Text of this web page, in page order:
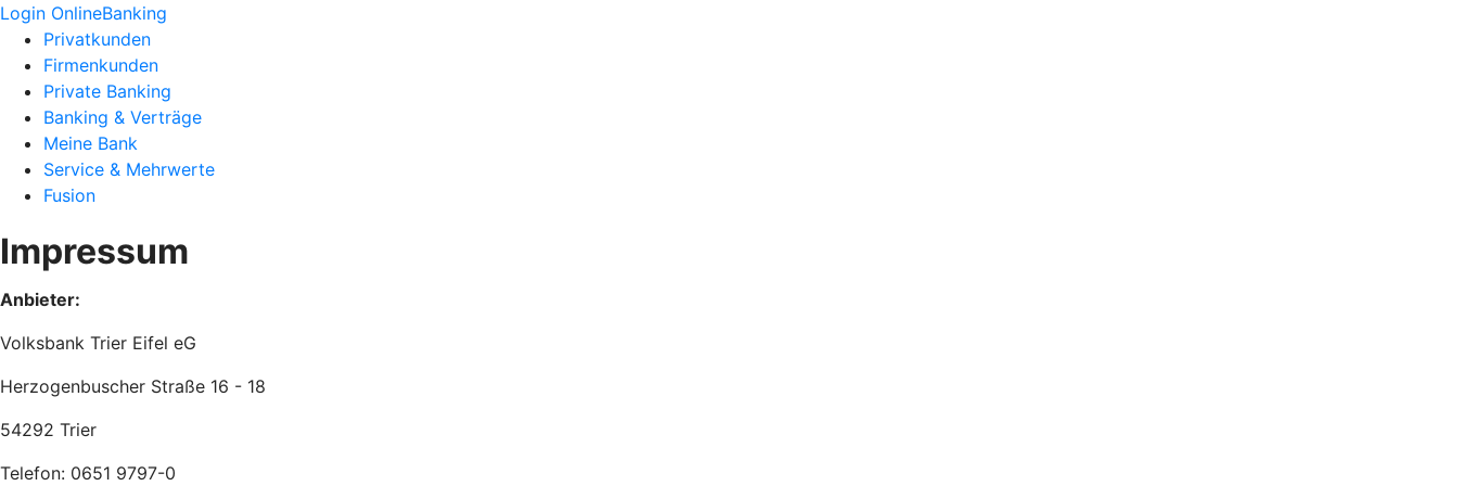
Login OnlineBanking
Privatkunden
Firmenkunden
Private Banking
Banking & Verträge
Meine Bank
Service & Mehrwerte
Fusion
Impressum
Anbieter:
Volksbank Trier Eifel eG
Herzogenbuscher Straße 16 - 18
54292 Trier
Telefon: 0651 9797-0